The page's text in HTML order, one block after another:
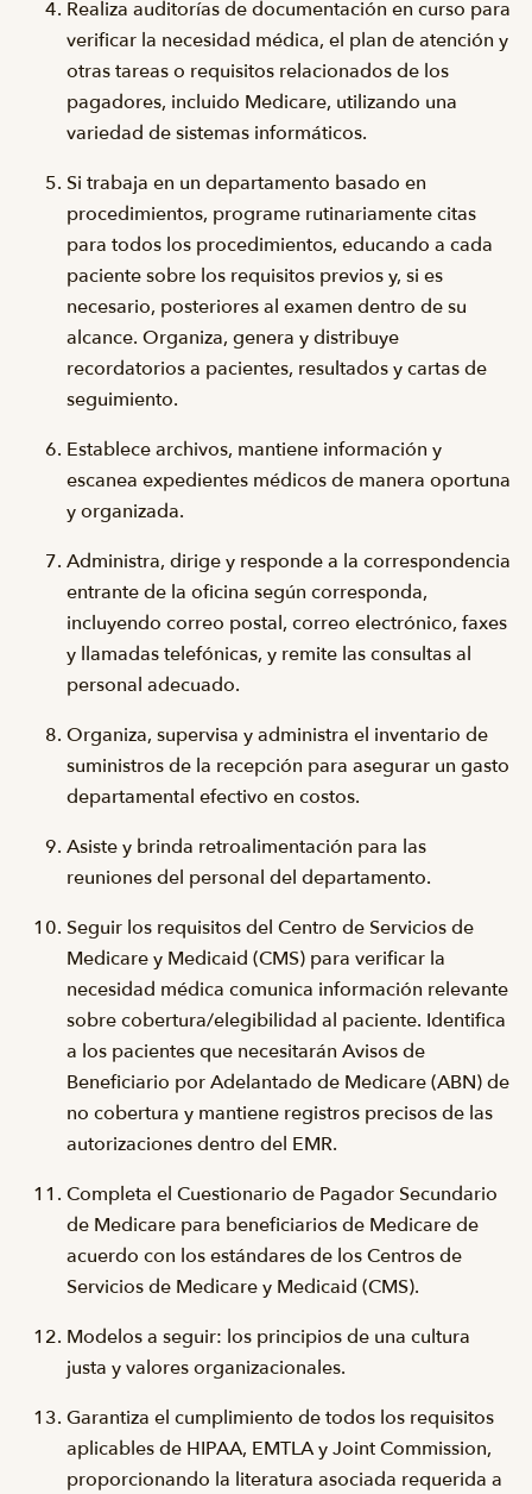
Realiza auditorías de documentación en curso para
verificar la necesidad médica, el plan de atención y
otras tareas o requisitos relacionados de los
pagadores, incluido Medicare, utilizando una
variedad de sistemas informáticos.
Si trabaja en un departamento basado en
procedimientos, programe rutinariamente citas
para todos los procedimientos, educando a cada
paciente sobre los requisitos previos y, si es
necesario, posteriores al examen dentro de su
alcance. Organiza, genera y distribuye
recordatorios a pacientes, resultados y cartas de
seguimiento.
Establece archivos, mantiene información y
escanea expedientes médicos de manera oportuna
y organizada.
Administra, dirige y responde a la correspondencia
entrante de la oficina según corresponda,
incluyendo correo postal, correo electrónico, faxes
y llamadas telefónicas, y remite las consultas al
personal adecuado.
Organiza, supervisa y administra el inventario de
suministros de la recepción para asegurar un gasto
departamental efectivo en costos.
Asiste y brinda retroalimentación para las
reuniones del personal del departamento.
Seguir los requisitos del Centro de Servicios de
Medicare y Medicaid (CMS) para verificar la
necesidad médica comunica información relevante
sobre cobertura/elegibilidad al paciente. Identifica
a los pacientes que necesitarán Avisos de
Beneficiario por Adelantado de Medicare (ABN) de
no cobertura y mantiene registros precisos de las
autorizaciones dentro del EMR.
Completa el Cuestionario de Pagador Secundario
de Medicare para beneficiarios de Medicare de
acuerdo con los estándares de los Centros de
Servicios de Medicare y Medicaid (CMS).
Modelos a seguir: los principios de una cultura
justa y valores organizacionales.
Garantiza el cumplimiento de todos los requisitos
aplicables de HIPAA, EMTLA y Joint Commission,
proporcionando la literatura asociada requerida a